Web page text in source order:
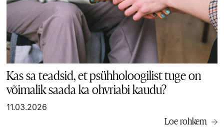
Kas sa teadsid, et psühholoogilist tuge on
võimalik saada ka ohvriabi kaudu?
11.03.2026
Loe rohkem